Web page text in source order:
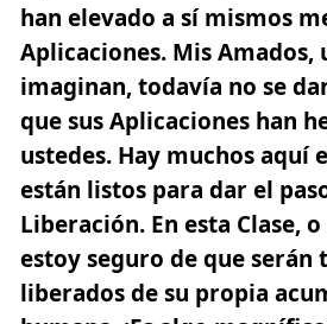
han elevado a sí mismos
Aplicaciones. Mis Amados,
imaginan, todavía no se
que sus Aplicaciones han
ustedes. Hay muchos aquí
están listos para dar el
Liberación. En esta Clase,
estoy seguro de que
liberados de su propia